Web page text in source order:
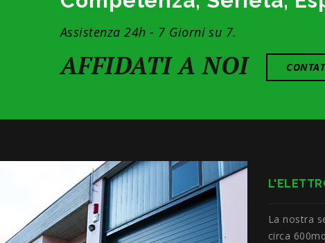
Assistenza 24h - 7 Giorni su 7.
AFFIDATI A NOI
La nostra
circa